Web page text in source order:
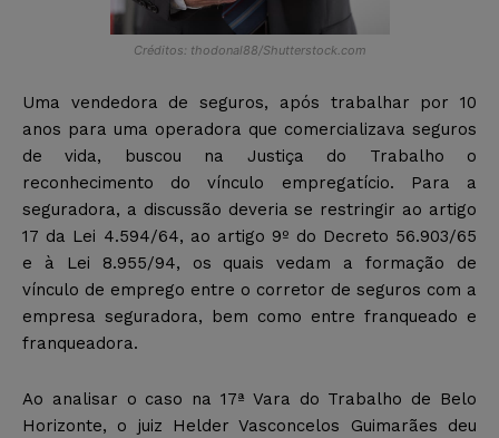
Créditos: thodonal88/Shutterstock.com
Uma vendedora de seguros, após trabalhar por 10
anos para uma operadora que comercializava seguros
de vida, buscou na Justiça do Trabalho o
reconhecimento do vínculo empregatício. Para a
seguradora, a discussão deveria se restringir ao artigo
17 da Lei 4.594/64, ao artigo 9º do Decreto 56.903/65
e à Lei 8.955/94, os quais vedam a formação de
vínculo de emprego entre o corretor de seguros com a
empresa seguradora, bem como entre franqueado e
franqueadora.
Ao analisar o caso na 17ª Vara do Trabalho de Belo
Horizonte, o juiz Helder Vasconcelos Guimarães deu